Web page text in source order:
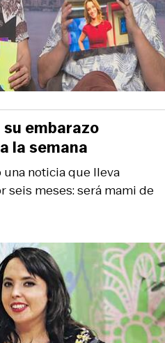
noticia que lleva
seis meses: será mami de
embarazo
la semana